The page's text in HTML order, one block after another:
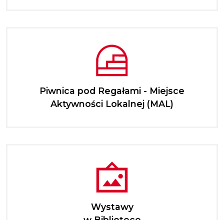
Piwnica pod Regałami - Miejsce
Aktywności Lokalnej (MAL)
Wystawy